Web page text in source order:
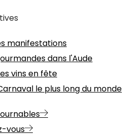
manifestations
dans l'Aude
vins en fête
le plus long du monde
vous